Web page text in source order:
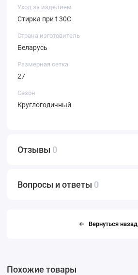
Уход за изделием
Стирка при t 30С
Страна изготовитель
Беларусь
Размерная сетка
27
Сезон
Круглогодичный
Отзывы 0
Вопросы и ответы 0
Вернуться назад
Похожие товары